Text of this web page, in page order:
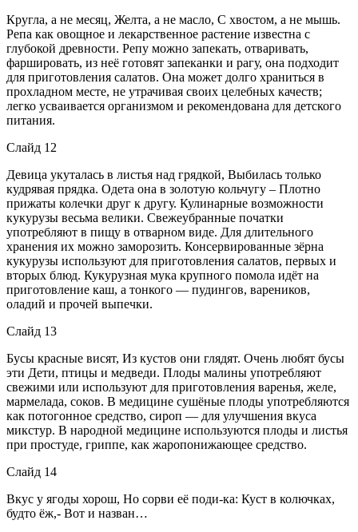
Кругла, а не месяц, Желта, а не масло, С хвостом, а не мышь.
Репа как овощное и лекарственное растение известна с
глубокой древности. Репу можно запекать, отваривать,
фаршировать, из неё готовят запеканки и рагу, она подходит
для приготовления салатов. Она может долго храниться в
прохладном месте, не утрачивая своих целебных качеств;
легко усваивается организмом и рекомендована для детского
питания.
Слайд 12
Девица укуталась в листья над грядкой, Выбилась только
кудрявая прядка. Одета она в золотую кольчугу – Плотно
прижаты колечки друг к другу. Кулинарные возможности
кукурузы весьма велики. Свежеубранные початки
употребляют в пищу в отварном виде. Для длительного
хранения их можно заморозить. Консервированные зёрна
кукурузы используют для приготовления салатов, первых и
вторых блюд. Кукурузная мука крупного помола идёт на
приготовление каш, а тонкого — пудингов, вареников,
оладий и прочей выпечки.
Слайд 13
Бусы красные висят, Из кустов они глядят. Очень любят бусы
эти Дети, птицы и медведи. Плоды малины употребляют
свежими или используют для приготовления варенья, желе,
мармелада, соков. В медицине сушёные плоды употребляются
как потогонное средство, сироп — для улучшения вкуса
микстур. В народной медицине используются плоды и листья
при простуде, гриппе, как жаропонижающее средство.
Слайд 14
Вкус у ягоды хорош, Но сорви её поди-ка: Куст в колючках,
будто ёж,- Вот и назван…